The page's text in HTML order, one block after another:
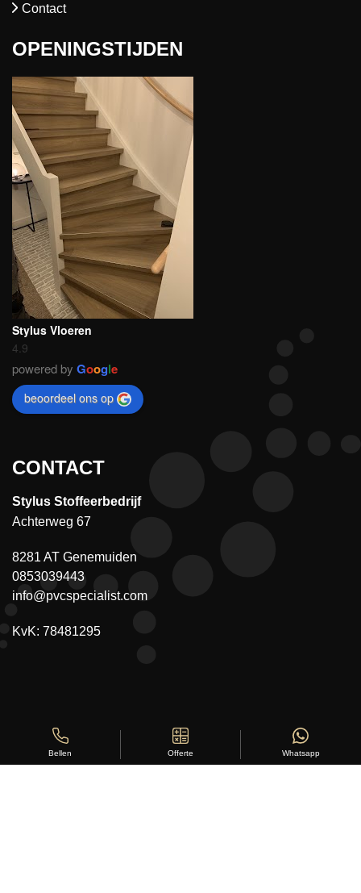
Contact
OPENINGSTIJDEN
Stylus Vloeren
4.9
powered by Google
beoordeel ons op
CONTACT
Stylus Stoffeerbedrijf
Achterweg 67
8281 AT Genemuiden
0853039443
info@pvcspecialist.com
KvK: 78481295
Bellen Offerte Whatsapp